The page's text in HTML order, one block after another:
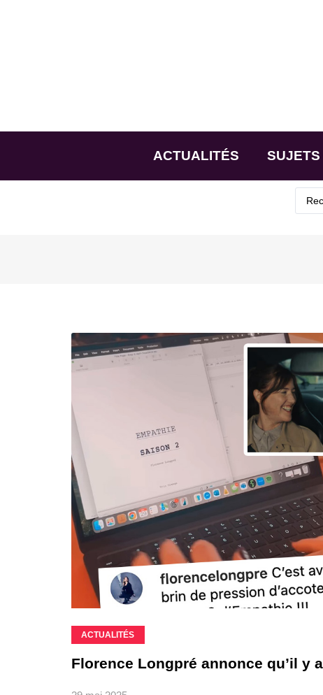
ACTUALITÉS
ACTUALITÉS
Florence Longpré annonce qu’il y